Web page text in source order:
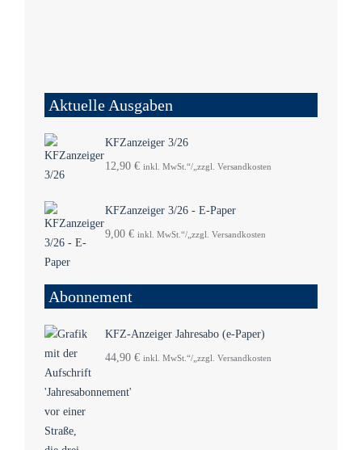
Aktuelle Ausgaben
KFZanzeiger 3/26
12,90 € inkl. MwSt.“/„zzgl. Versandkosten
KFZanzeiger 3/26 - E-Paper
9,00 € inkl. MwSt.“/„zzgl. Versandkosten
Abonnement
KFZ-Anzeiger Jahresabo (e-Paper)
44,90 € inkl. MwSt.“/„zzgl. Versandkosten